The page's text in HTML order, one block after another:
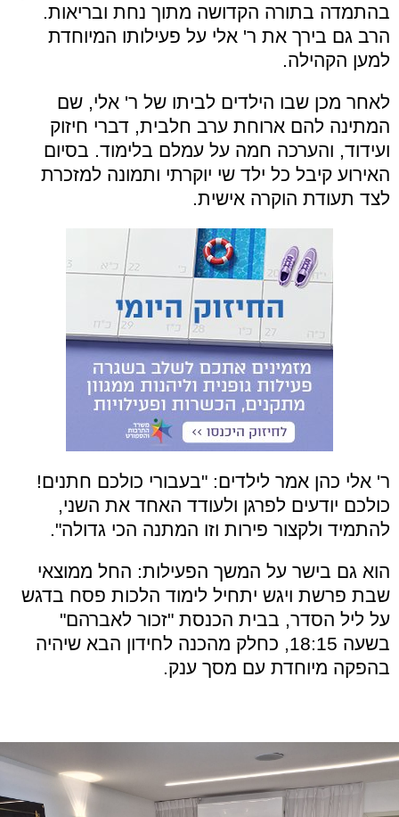
בהתמדה בתורה הקדושה מתוך נחת ובריאות.
הרב גם בירך את ר' אלי על פעילותו המיוחדת
למען הקהילה.
לאחר מכן שבו הילדים לביתו של ר' אלי, שם
המתינה להם ארוחת ערב חלבית, דברי חיזוק
ועידוד, והערכה חמה על עמלם בלימוד. בסיום
האירוע קיבל כל ילד שי יוקרתי ותמונה למזכרת
לצד תעודת הוקרה אישית.
ר' אלי כהן אמר לילדים: "בעבורי כולכם חתנים!
כולכם יודעים לפרגן ולעודד האחד את השני,
להתמיד ולקצור פירות וזו המתנה הכי גדולה".
הוא גם בישר על המשך הפעילות: החל ממוצאי
שבת פרשת ויגש יתחיל לימוד הלכות פסח בדגש
על ליל הסדר, בבית הכנסת "זכור לאברהם"
בשעה 18:15, כחלק מהכנה לחידון הבא שיהיה
בהפקה מיוחדת עם מסך ענק.